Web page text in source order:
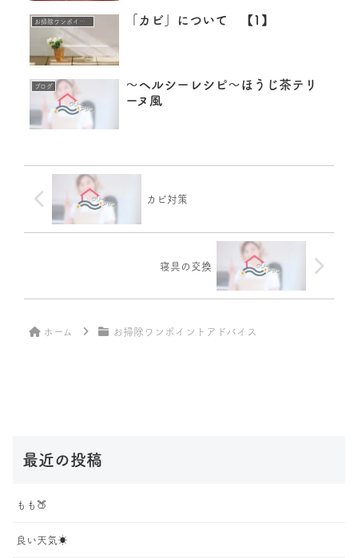
お掃除ワンポイントアドバイス 「カビ」について 【1】
ブログ
〜ヘルシーレシピ〜ほうじ茶テリ
ーヌ風
カビ対策
寝具の交換
ホーム お掃除ワンポイントアドバイス
最近の投稿
もも🍑
良い天気☀️